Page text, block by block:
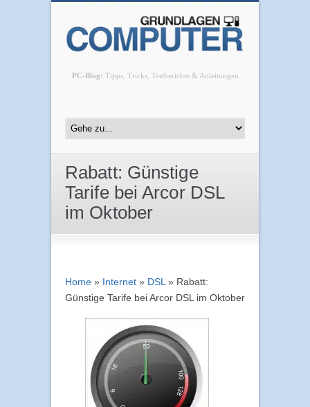
PC-Blog: Tipps, Tricks, Testberichte & Anleitungen
Rabatt: Günstige
Tarife bei Arcor DSL
im Oktober
Home » Internet » DSL » Rabatt:
Günstige Tarife bei Arcor DSL im Oktober